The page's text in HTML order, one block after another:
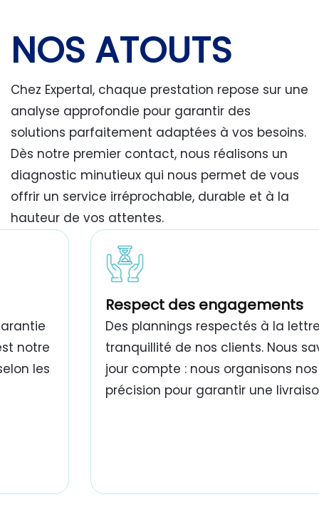
NOS ATOUTS
Chez Expertal, chaque prestation repose sur une
analyse approfondie pour garantir des
solutions parfaitement adaptées à vos besoins.
Dès notre premier contact, nous réalisons un
diagnostic minutieux qui nous permet de vous
offrir un service irréprochable, durable et à la
hauteur de vos attentes.
travaux de peinture bâtiment Tunisie
notre
les
Respect des engagements
Des plannings respectés à la
tranquillité de nos clients. Nous
jour compte : nous organisons
précision pour garantir une